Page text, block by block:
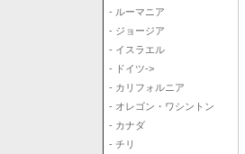
- ルーマニア
- ジョージア
- イスラエル
- ドイツ->
- カリフォルニア
- オレゴン・ワシントン
- カナダ
- チリ